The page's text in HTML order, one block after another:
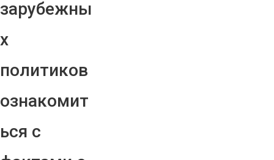
зарубежны
х
политиков
ознакомит
ься с